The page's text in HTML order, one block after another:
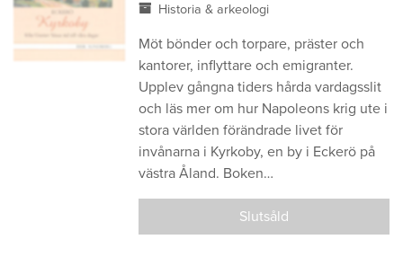
Historia & arkeologi
Möt bönder och torpare, präster och
kantorer, inflyttare och emigranter.
Upplev gångna tiders hårda vardagsslit
och läs mer om hur Napoleons krig ute i
stora världen förändrade livet för
invånarna i Kyrkoby, en by i Eckerö på
västra Åland. Boken…
Slutsåld